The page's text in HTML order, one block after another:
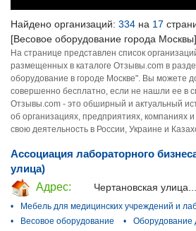
Найдено организаций: 334 на 17
[Весовое оборудование города Москвы].
На странице представлен список
размещенных в каталоге Отзывы.com в
оборудование в городе Москве". Вы можете
совершенно бесплатно, если не нашли ее в
Отзывы.com - это обширный и актуальный
об организациях, предприятиях, компаниях
свою деятельность в России, Украине и
Ассоциация лабораторного
улица)
Адрес:
Чертановская улица...
•
Мебель для медицинских учреждений и
•
Весовое оборудование •
Оборудование